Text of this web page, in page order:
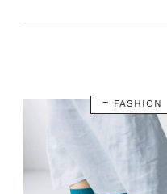
FASHION